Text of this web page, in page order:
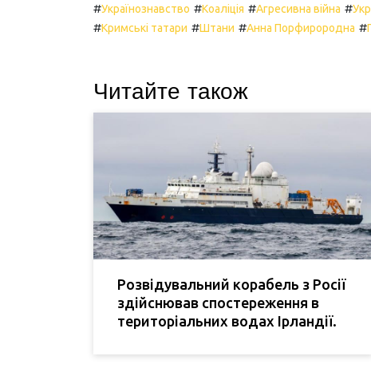
#Українознавство #Коаліція #Агресивна війна #
#Кримські татари #Штани #Анна Порфирородна #
Читайте також
Розвідувальний корабель з Росії
здійснював спостереження в
територіальних водах Ірландії.